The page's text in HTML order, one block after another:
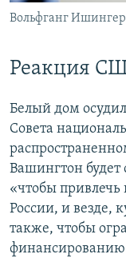
Вольфганг Ишингер
Реакция
Белый дом
Совета
Вашингтон будет
«чтобы привлечь
России, и везде,
также, чтобы
финансированию